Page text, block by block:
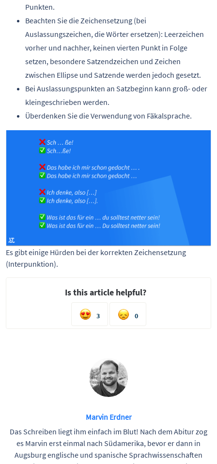
Punkten.
Beachten Sie die Zeichensetzung (bei
Auslassungszeichen, die Wörter ersetzen): Leerzeichen
vorher und nachher, keinen vierten Punkt in Folge
setzen, besondere Satzendzeichen und Zeichen
zwischen Ellipse und Satzende werden jedoch gesetzt.
Bei Auslassungspunkten an Satzbeginn kann groß- oder
kleingeschrieben werden.
Überdenken Sie die Verwendung von Fäkalsprache.
Es gibt einige Hürden bei der korrekten Zeichensetzung
(Interpunktion).
Is this article helpful?
3 0
Marvin Erdner
Das Schreiben liegt ihm einfach im Blut! Nach dem Abitur zog
es Marvin erst einmal nach Südamerika, bevor er dann in
Augsburg englische und spanische Sprachwissenschaften